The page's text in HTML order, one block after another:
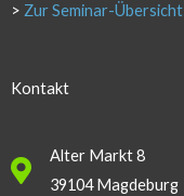
> Zur Seminar-Übersicht
Kontakt
Alter Markt 8
39104 Magdeburg